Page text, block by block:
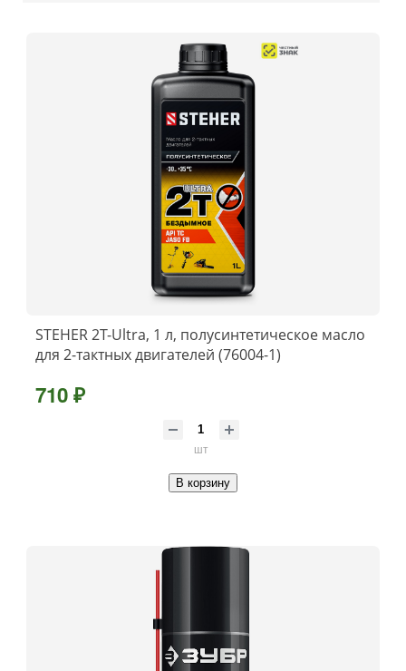
STEHER 2Т-Ultra, 1 л, полусинтетическое масло
для 2-тактных двигателей (76004-1)
710 ₽
шт
В корзину